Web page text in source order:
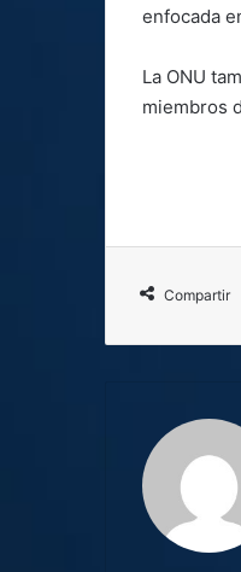
enfocada
La ONU
miembros
Compartir